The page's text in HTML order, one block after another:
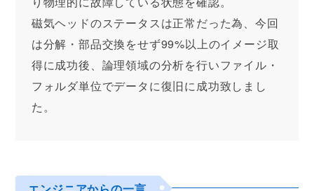
磁気ヘッドのステータスは正常だった為、今回
は分解・部品交換をせず99%以上のイメージ取
得に成功後、論理領域の分析を行いファイル・
フォルダ単位でデータに復旧に成功致しまし
た。